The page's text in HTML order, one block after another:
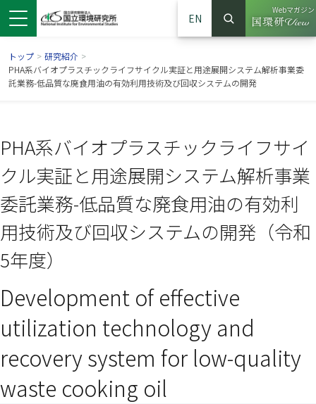
ウで開きます）
ンドウで開きます）
ウインドウで開きます）
EN
サイト内検索
検索
Webマガジン
（別ウイ
トップ > 研究紹介 >
PHA系バイオプラスチックライフサイクル実証と用途展開システム解析事業委
託業務-低品質な廃食用油の有効利用技術及び回収システムの開発
PHA系バイオプラスチックライフサイ
クル実証と用途展開システム解析事業
委託業務-低品質な廃食用油の有効利
用技術及び回収システムの開発（令和
5年度）
Development of effective
utilization technology and
recovery system for low-quality
waste cooking oil